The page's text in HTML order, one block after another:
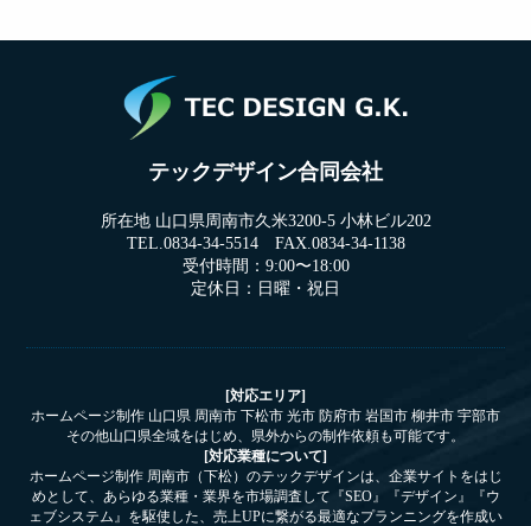
テックデザイン合同会社
所在地 山口県周南市久米3200-5 小林ビル202
TEL.0834-34-5514 FAX.0834-34-1138
受付時間：9:00〜18:00
定休日：日曜・祝日
[対応エリア]
ホームページ制作 山口県 周南市 下松市 光市 防府市 岩国市 柳井市 宇部市
その他山口県全域をはじめ、県外からの制作依頼も可能です。
[対応業種について]
ホームページ制作 周南市（下松）のテックデザインは、企業サイトをはじ
めとして、あらゆる業種・業界を市場調査して『SEO』『デザイン』『ウ
ェブシステム』を駆使した、売上UPに繋がる最適なプランニングを作成い